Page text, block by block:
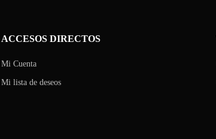
ACCESOS DIRECTOS
Mi Cuenta
Mi lista de deseos